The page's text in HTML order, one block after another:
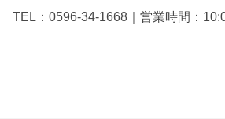
TEL：0596-34-1668 ｜営業時間：